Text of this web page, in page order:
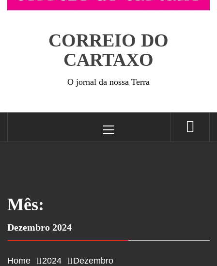
CORREIO DO
CARTAXO
O jornal da nossa Terra
Menu
Mês:
Dezembro 2024
Home 2024 Dezembro